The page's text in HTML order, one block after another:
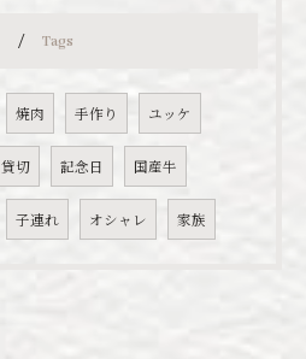
Tags
焼肉 手作り ユッケ
貸切 記念日 国産牛
子連れ オシャレ 家族